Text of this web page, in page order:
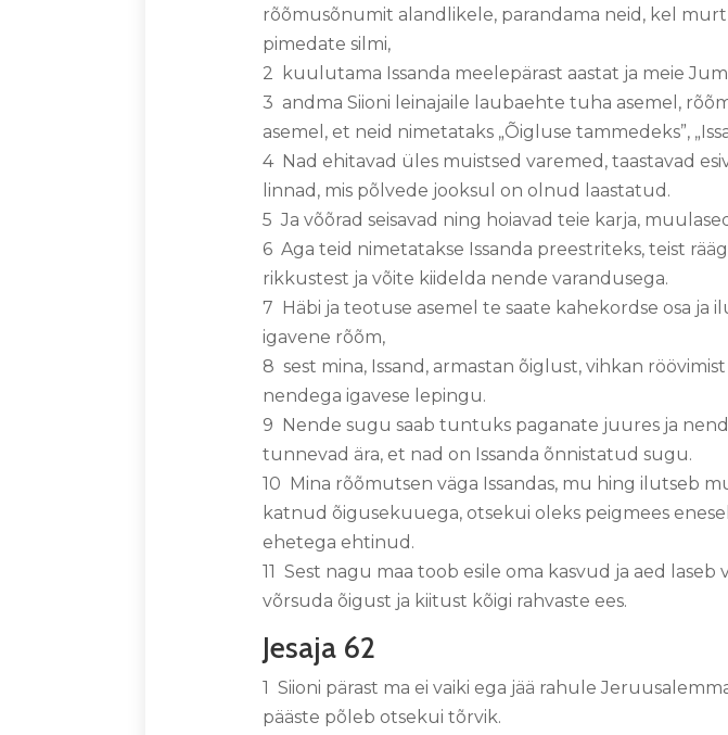
rõõmusõnumit alandlikele, parandama neid, kel
pimedate silmi,
2 kuulutama Issanda meelepärast aastat ja meie
3 andma Siioni leinajaile laubaehte tuha asemel,
asemel, et neid nimetataks „Õigluse tammedeks”,
4 Nad ehitavad üles muistsed varemed, taastavad
linnad, mis põlvede jooksul on olnud laastatud.
5 Ja võõrad seisavad ning hoiavad teie karja,
6 Aga teid nimetatakse Issanda preestriteks, teist
rikkustest ja võite kiidelda nende varandusega.
7 Häbi ja teotuse asemel te saate kahekordse osa ja
igavene rõõm,
8 sest mina, Issand, armastan õiglust, vihkan
nendega igavese lepingu.
9 Nende sugu saab tuntuks paganate juures ja
tunnevad ära, et nad on Issanda õnnistatud sugu.
10 Mina rõõmutsen väga Issandas, mu hing ilutseb
katnud õigusekuuega, otsekui oleks peigmees
ehetega ehtinud.
11 Sest nagu maa toob esile oma kasvud ja aed
võrsuda õigust ja kiitust kõigi rahvaste ees.
Jesaja 62
1 Siioni pärast ma ei vaiki ega jää rahule
pääste põleb otsekui tõrvik.